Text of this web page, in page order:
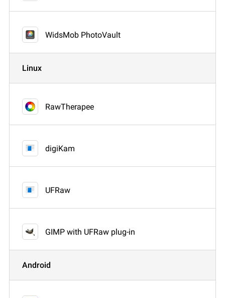
WidsMob PhotoVault
Linux
RawTherapee
digiKam
UFRaw
GIMP with UFRaw plug-in
Android